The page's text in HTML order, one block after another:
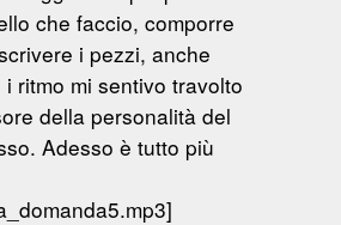
che faccio, comporre
i pezzi, anche
ritmo mi sentivo travolto
della personalità del
Adesso è tutto più